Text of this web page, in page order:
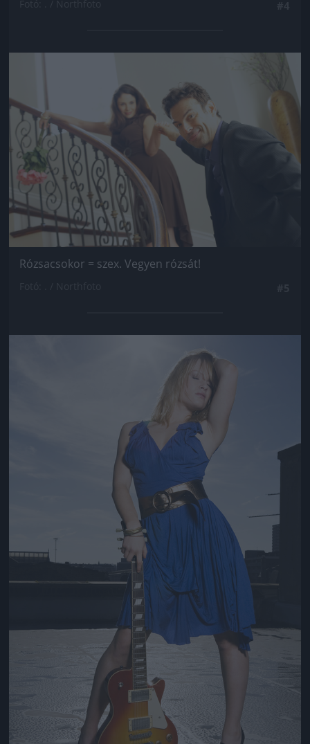
Rózsacsokor = szex. Vegyen rózsát!
Jön még kép!